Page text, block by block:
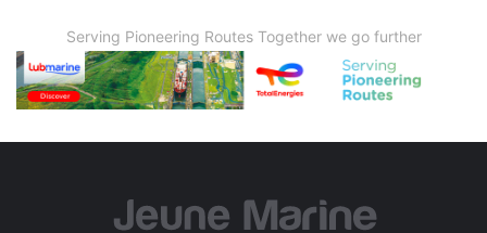
Serving Pioneering Routes Together we go further